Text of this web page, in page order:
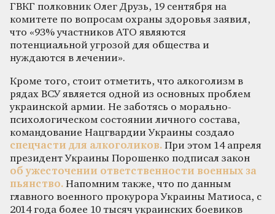
ГВКГ полковник Олег Друзь, 19 сентября на
комитете по вопросам охраны здоровья заявил,
что «93% участников АТО являются
потенциальной угрозой для общества и
нуждаются в лечении».
Кроме того, стоит отметить, что алкоголизм в
рядах ВСУ является одной из основных проблем
украинской армии. Не заботясь о морально-
психологическом состоянии личного состава,
командование Нацгвардии Украины создало
спецчасти для алкоголиков. При этом 14 апреля
президент Украины Порошенко подписал закон
об ужесточении ответственности военных за
пьянство. Напомним также, что по данным
главного военного прокурора Украины Матиоса, с
2014 года более 10 тысяч украинских боевиков